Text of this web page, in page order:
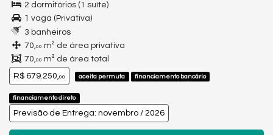
2 dormitórios (1 suíte)
1 vaga (Privativa)
3 banheiros
70,00 m² de área privativa
70,00 m² de área total
R$ 679.250,00 aceita permuta financiamento bancário
financiamento direto
Previsão de Entrega: novembro / 2026